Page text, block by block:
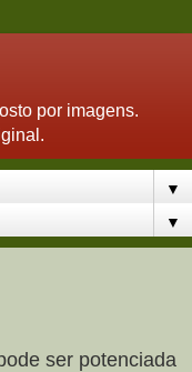
por imagens.
▼
▼
ser potenciada